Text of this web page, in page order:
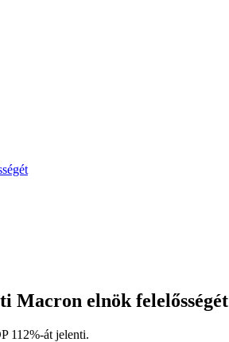
Macron elnök felelősségét
112%-át jelenti.